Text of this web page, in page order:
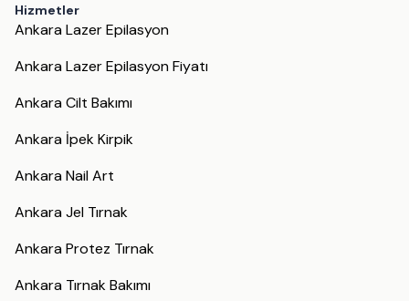
Hizmetler
Ankara Lazer Epilasyon
Ankara Lazer Epilasyon Fiyatı
Ankara Cilt Bakımı
Ankara İpek Kirpik
Ankara Nail Art
Ankara Jel Tırnak
Ankara Protez Tırnak
Ankara Tırnak Bakımı